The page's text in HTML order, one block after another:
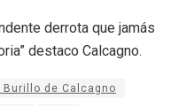
derrota que jamás
destaco Calcagno.
Burillo de Calcagno